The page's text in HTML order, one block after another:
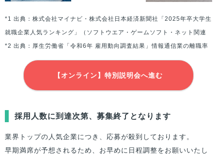
*1 出典：株式会社マイナビ・株式会社日本経済新聞社「2025年卒大学生
就職企業人気ランキング」（ソフトウエア・ゲームソフト・ネット関連
*2 出典：厚生労働省「令和6年 雇用動向調査結果」情報通信業の離職率
【オンライン】特別説明会へ進む
採用人数に到達次第、募集終了となります
業界トップの人気企業につき、応募が殺到しております。
早期満席が予想されるため、お早めに日程調整をお願いいたし